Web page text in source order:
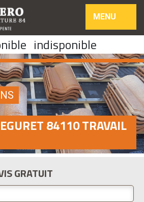
MENU
indisponible
84110 TRAVAIL
GRATUIT